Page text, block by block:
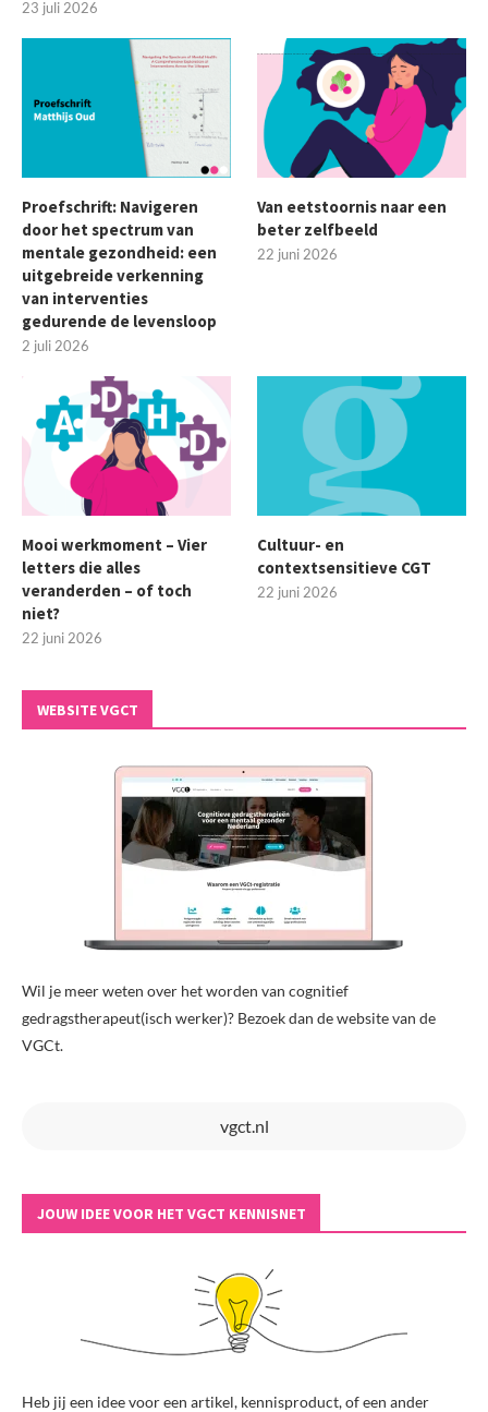
23 juli 2026
Proefschrift: Navigeren
door het spectrum van
mentale gezondheid: een
uitgebreide verkenning
van interventies
gedurende de levensloop
2 juli 2026
Van eetstoornis naar een
beter zelfbeeld
22 juni 2026
Mooi werkmoment – Vier
letters die alles
veranderden – of toch
niet?
22 juni 2026
Cultuur- en
contextsensitieve CGT
22 juni 2026
WEBSITE VGCT
Wil je meer weten over het worden van cognitief
gedragstherapeut(isch werker)? Bezoek dan de website van de
VGCt.
vgct.nl
JOUW IDEE VOOR HET VGCT KENNISNET
Heb jij een idee voor een artikel, kennisproduct, of een ander